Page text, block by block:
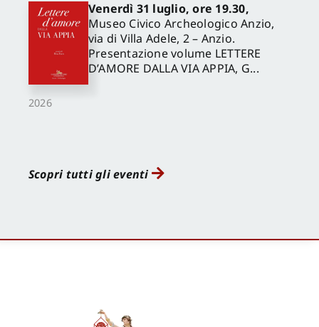
2026
Venerdì 31 luglio, ore 19.30,
Museo Civico Archeologico Anzio,
via di Villa Adele, 2 – Anzio.
Presentazione volume LETTERE
D’AMORE DALLA VIA APPIA, G...
Scopri tutti gli eventi